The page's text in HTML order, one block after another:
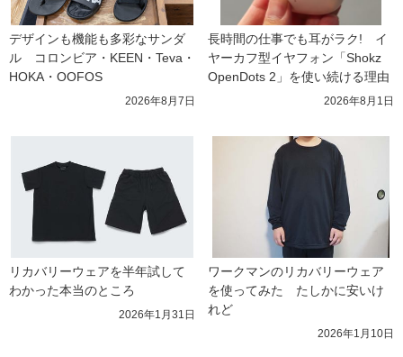
デザインも機能も多彩なサンダ
ル　コロンビア・KEEN・Teva・
HOKA・OOFOS
2026年8月7日
長時間の仕事でも耳がラク!　イ
ヤーカフ型イヤフォン「Shokz
OpenDots 2」を使い続ける理由
2026年8月1日
リカバリーウェアを半年試して
わかった本当のところ
2026年1月31日
ワークマンのリカバリーウェア
を使ってみた　たしかに安いけ
れど
2026年1月10日